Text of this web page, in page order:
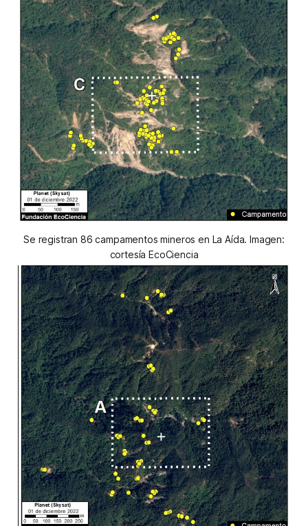
Se registran 86 campamentos mineros en La Aída. Imagen:
cortesía EcoCiencia